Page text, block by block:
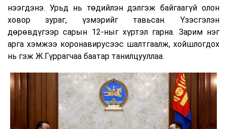
нээгдэнэ. Урьд нь төдийлэн дэлгэж байгаагүй олон
ховор зураг, үзмэрийг тавьсан. Үзэсгэлэн
дөрөвдүгээр сарын 12-ныг хүртэл гарна. Зарим нэг
арга хэмжээ коронавирусээс шалтгаалж, хойшлогдох
нь гэж Ж.Гүррагчаа баатар танилцууллаа.